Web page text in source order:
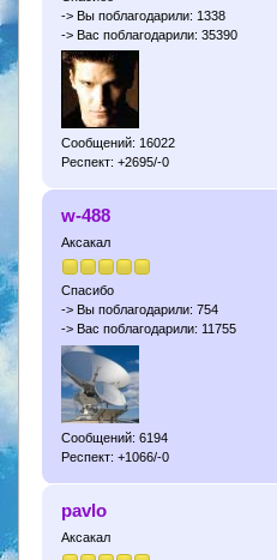
-> Вы поблагодарили: 1338
-> Вас поблагодарили: 35390
Сообщений: 16022
Респект: +2695/-0
w-488
Аксакал
Спасибо
-> Вы поблагодарили: 754
-> Вас поблагодарили: 11755
Сообщений: 6194
Респект: +1066/-0
pavlo
Аксакал